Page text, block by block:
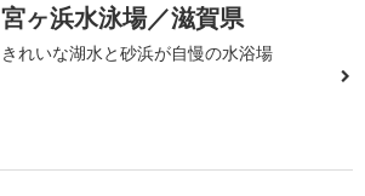
宮ヶ浜水泳場／滋賀県
きれいな湖水と砂浜が自慢の水浴場